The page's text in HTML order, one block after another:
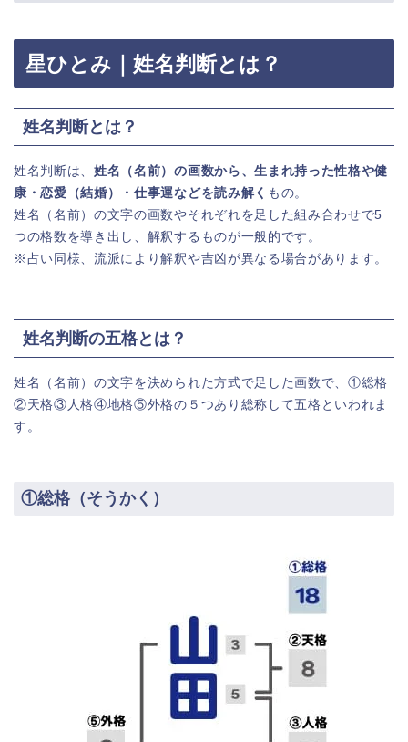
星ひとみ｜姓名判断とは？
姓名判断とは？
姓名判断は、姓名（名前）の画数から、生まれ持った性格や健
康・恋愛（結婚）・仕事運などを読み解く もの。
姓名（名前）の文字の画数やそれぞれを足した組み合わせで5
つの格数を導き出し、解釈するものが一般的です。
※占い同様、流派により解釈や吉凶が異なる場合があります。
姓名判断の五格とは？
姓名（名前）の文字を決められた方式で足した画数で、①総格
②天格③人格④地格⑤外格の５つあり総称して五格といわれま
す。
①総格（そうかく）